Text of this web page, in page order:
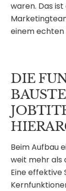
waren. Das
einem
DIE
Beim Aufbau
weit mehr als
Eine effektive